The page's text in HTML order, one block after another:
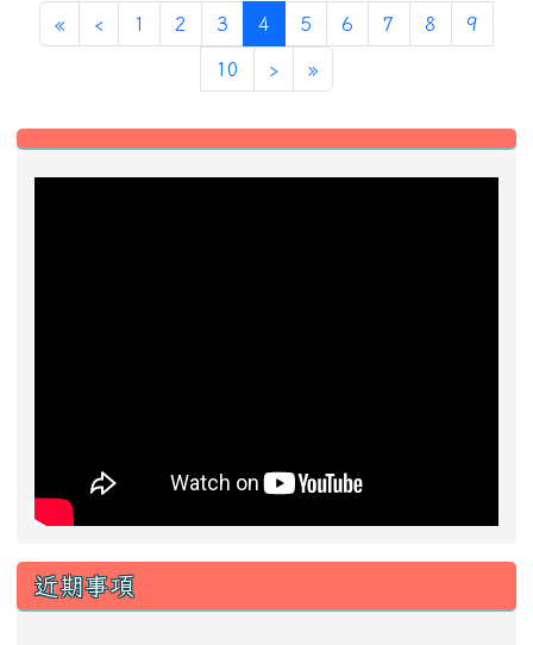
«第一頁
‹ 上一頁
1 2 3 4 (目前頁次)
5 6 7 8 9
10 ›下一頁
»最後頁
左邊區域內容
近期事項